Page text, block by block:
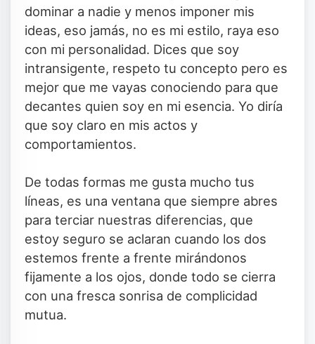
dominar a nadie y menos imponer mis
ideas, eso jamás, no es mi estilo, raya eso
con mi personalidad. Dices que soy
intransigente, respeto tu concepto pero es
mejor que me vayas conociendo para que
decantes quien soy en mi esencia. Yo diría
que soy claro en mis actos y
comportamientos.
De todas formas me gusta mucho tus
líneas, es una ventana que siempre abres
para terciar nuestras diferencias, que
estoy seguro se aclaran cuando los dos
estemos frente a frente mirándonos
fijamente a los ojos, donde todo se cierra
con una fresca sonrisa de complicidad
mutua.